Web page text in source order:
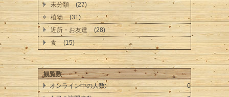
未分類
(27)
植物
(31)
近所・お友達
(28)
食
(15)
観覧数
0
オンライン中の人数: